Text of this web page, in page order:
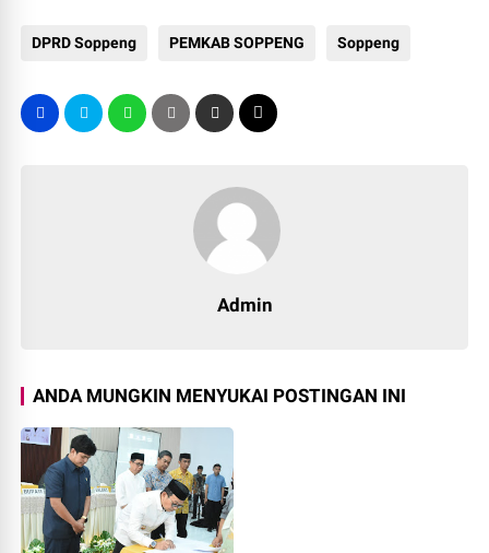
DPRD Soppeng PEMKAB SOPPENG Soppeng
Admin
ANDA MUNGKIN MENYUKAI POSTINGAN INI